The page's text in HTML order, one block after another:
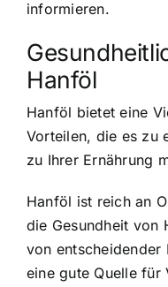
informieren.
Hanföl
Hanföl bietet eine
Vorteilen, die es zu
zu Ihrer Ernährung
Hanföl ist reich an
die Gesundheit von
von entscheidender
eine gute Quelle für